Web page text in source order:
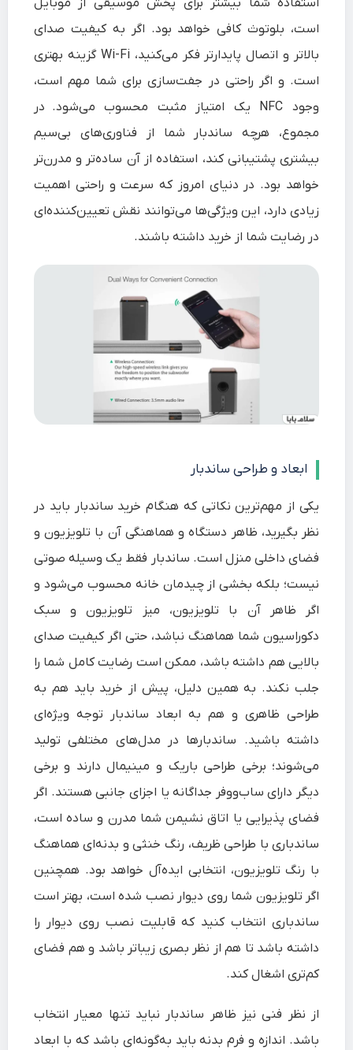
است، بلوتوث کافی خواهد بود. اگر به کیفیت صدای
بالاتر و اتصال پایدارتر فکر می‌کنید، Wi-Fi گزینه بهتری
است. و اگر راحتی در جفت‌سازی برای شما مهم است،
وجود NFC یک امتیاز مثبت محسوب می‌شود. در
مجموع، هرچه ساندبار شما از فناوری‌های بی‌سیم
بیشتری پشتیبانی کند، استفاده از آن ساده‌تر و مدرن‌تر
خواهد بود. در دنیای امروز که سرعت و راحتی اهمیت
زیادی دارد، این ویژگی‌ها می‌توانند نقش تعیین‌کننده‌ای
در رضایت شما از خرید داشته باشند.
ابعاد و طراحی ساندبار
یکی از مهم‌ترین نکاتی که هنگام خرید ساندبار باید در
نظر بگیرید، ظاهر دستگاه و هماهنگی آن با تلویزیون و
فضای داخلی منزل است. ساندبار فقط یک وسیله صوتی
نیست؛ بلکه بخشی از چیدمان خانه محسوب می‌شود و
اگر ظاهر آن با تلویزیون، میز تلویزیون و سبک
دکوراسیون شما هماهنگ نباشد، حتی اگر کیفیت صدای
بالایی هم داشته باشد، ممکن است رضایت کامل شما را
جلب نکند. به همین دلیل، پیش از خرید باید هم به
طراحی ظاهری و هم به ابعاد ساندبار توجه ویژه‌ای
داشته باشید. ساندبارها در مدل‌های مختلفی تولید
می‌شوند؛ برخی طراحی باریک و مینیمال دارند و برخی
دیگر دارای ساب‌ووفر جداگانه یا اجزای جانبی هستند. اگر
فضای پذیرایی یا اتاق نشیمن شما مدرن و ساده است،
ساندباری با طراحی ظریف، رنگ خنثی و بدنه‌ای هماهنگ
با رنگ تلویزیون، انتخابی ایده‌آل خواهد بود. همچنین
اگر تلویزیون شما روی دیوار نصب شده است، بهتر است
ساندباری انتخاب کنید که قابلیت نصب روی دیوار را
داشته باشد تا هم از نظر بصری زیباتر باشد و هم فضای
کم‌تری اشغال کند.
از نظر فنی نیز ظاهر ساندبار نباید تنها معیار انتخاب
باشد. اندازه و فرم بدنه باید به‌گونه‌ای باشد که با ابعاد